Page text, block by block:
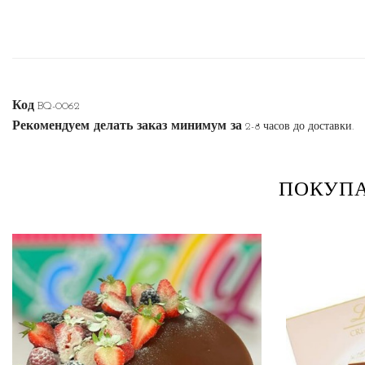
Код BQ-0062
Рекомендуем делать заказ минимум за 2-8 часов до доставки.